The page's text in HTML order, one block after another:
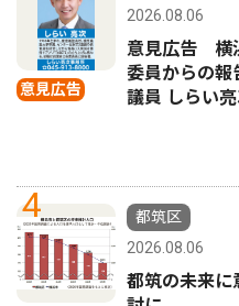
意見広告
2026.08.06
意見広告 横
委員からの
議員 しらい
4
都筑区
2026.08.06
都筑の未来